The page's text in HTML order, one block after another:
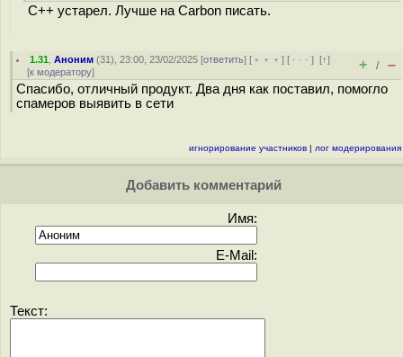
C++ устарел. Лучше на Carbon писать.
1.31 ,Аноним (31), 23:00, 23/02/2025 [ответить] [ ﹢﹢﹢] [ · · ·][↑]
[к модератору] + / –
Спасибо, отличный продукт. Два дня как поставил, помогло
спамеров выявить в сети
игнорирование участников | лог модерирования
Добавить комментарий
Имя:
E-Mail:
Текст: